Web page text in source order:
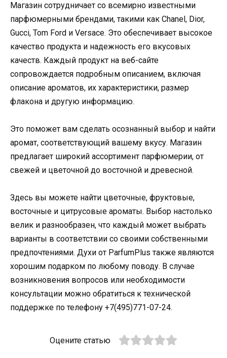
Магазин сотрудничает со всемирно известными
парфюмерными брендами, такими как Chanel, Dior,
Gucci, Tom Ford и Versace. Это обеспечивает высокое
качество продукта и надежность его вкусовых
качеств. Каждый продукт на веб-сайте
сопровождается подробным описанием, включая
описание ароматов, их характеристики, размер
флакона и другую информацию.
Это поможет вам сделать осознанный выбор и найти
аромат, соответствующий вашему вкусу. Магазин
предлагает широкий ассортимент парфюмерии, от
свежей и цветочной до восточной и древесной.
Здесь вы можете найти цветочные, фруктовые,
восточные и цитрусовые ароматы. Выбор настолько
велик и разнообразен, что каждый может выбрать
варианты в соответствии со своими собственными
предпочтениями. Духи от ParfumPlus также являются
хорошим подарком по любому поводу. В случае
возникновения вопросов или необходимости
консультации можно обратиться к технической
поддержке по телефону +7(495)771-07-24.
Оцените статью